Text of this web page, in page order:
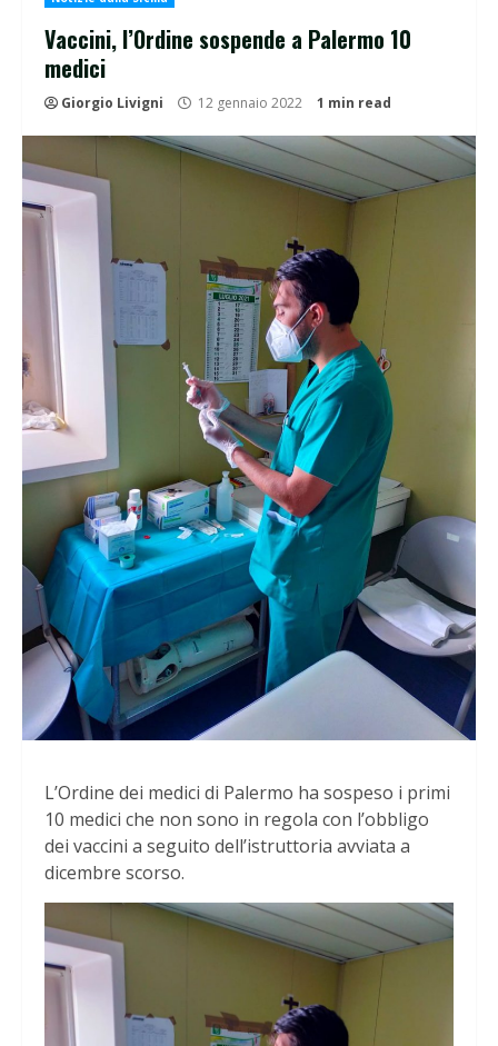
Vaccini, l’Ordine sospende a Palermo 10
medici
Giorgio Livigni 12 gennaio 2022 1 min read
L’Ordine dei medici di Palermo ha sospeso i primi
10 medici che non sono in regola con l’obbligo
dei vaccini a seguito dell’istruttoria avviata a
dicembre scorso.